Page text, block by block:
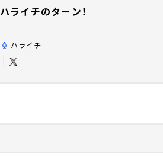
ハライチのターン！
ハライチ